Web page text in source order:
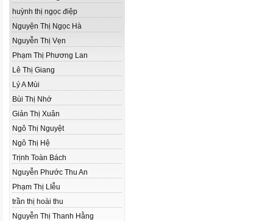
huỳnh thị ngọc điệp
Nguyện Thị Ngọc Hà
Nguyễn Thị Vẹn
Phạm Thị Phương Lan
Lê Thị Giang
Lý A Mùi
Bùi Thị Nhớ
Giản Thị Xuân
Ngô Thị Nguyệt
Ngô Thị Hệ
Trịnh Toàn Bách
Nguyễn Phước Thu An
Phạm Thị LIễu
trần thị hoài thu
Nguyễn Thị Thanh Hằng